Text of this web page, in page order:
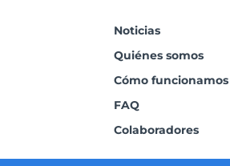
Noticias
Quiénes somos
Cómo funcionamos
FAQ
Colaboradores